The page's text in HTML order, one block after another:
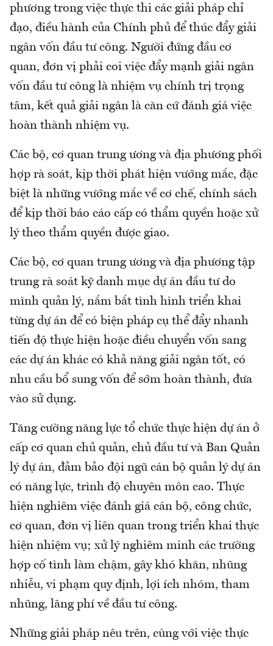
phương trong việc thực thi các giải pháp chỉ
đạo, điều hành của Chính phủ để thúc đẩy giải
ngân vốn đầu tư công. Người đứng đầu cơ
quan, đơn vị phải coi việc đẩy mạnh giải ngân
vốn đầu tư công là nhiệm vụ chính trị trọng
tâm, kết quả giải ngân là căn cứ đánh giá việc
hoàn thành nhiệm vụ.
Các bộ, cơ quan trung ương và địa phương phối
hợp rà soát, kịp thời phát hiện vướng mắc, đặc
biệt là những vướng mắc về cơ chế, chính sách
để kịp thời báo cáo cấp có thẩm quyền hoặc xử
lý theo thẩm quyền được giao.
Các bộ, cơ quan trung ương và địa phương tập
trung rà soát kỹ danh mục dự án đầu tư do
mình quản lý, nắm bắt tình hình triển khai
từng dự án để có biện pháp cụ thể đẩy nhanh
tiến độ thực hiện hoặc điều chuyển vốn sang
các dự án khác có khả năng giải ngân tốt, có
nhu cầu bổ sung vốn để sớm hoàn thành, đưa
vào sử dụng.
Tăng cường năng lực tổ chức thực hiện dự án ở
cấp cơ quan chủ quản, chủ đầu tư và Ban Quản
lý dự án, đảm bảo đội ngũ cán bộ quản lý dự án
có năng lực, trình độ chuyên môn cao. Thực
hiện nghiêm việc đánh giá cán bộ, công chức,
cơ quan, đơn vị liên quan trong triển khai thực
hiện nhiệm vụ; xử lý nghiêm minh các trường
hợp cố tình làm chậm, gây khó khăn, nhũng
nhiễu, vi phạm quy định, lợi ích nhóm, tham
nhũng, lãng phí về đầu tư công.
Những giải pháp nêu trên, cùng với việc thực